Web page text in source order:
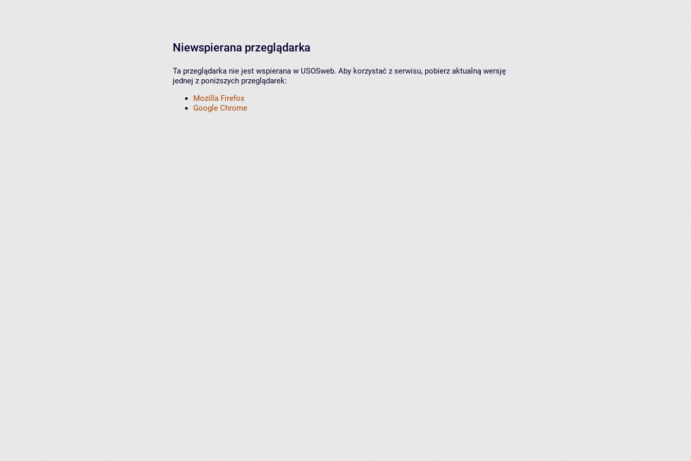
Niewspierana przeglądarka
Ta przeglądarka nie jest wspierana w USOSweb. Aby korzystać z serwisu, pobierz aktualną wersję
jednej z poniższych przeglądarek:
Mozilla Firefox
Google Chrome